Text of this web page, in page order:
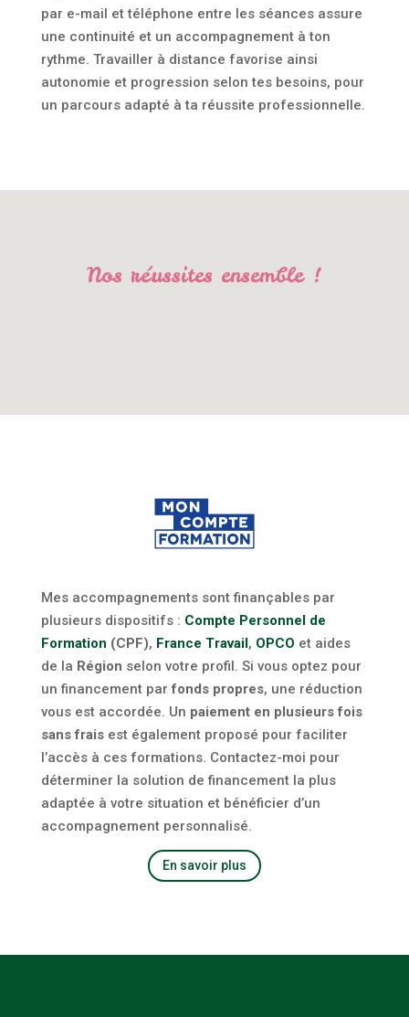
par e-mail et téléphone entre les séances assure
une continuité et un accompagnement à ton
rythme. Travailler à distance favorise ainsi
autonomie et progression selon tes besoins, pour
un parcours adapté à ta réussite professionnelle.
Nos réussites ensemble !
Mes accompagnements sont finançables par
plusieurs dispositifs : Compte Personnel de
Formation (CPF), France Travail, OPCO et aides
de la Région selon votre profil. Si vous optez pour
un financement parfonds propres, une réduction
vous est accordée. Un paiement en plusieurs fois
sans fraisest également proposé pour faciliter
l’accès à ces formations. Contactez-moi pour
déterminer la solution de financement la plus
adaptée à votre situation et bénéficier d’un
accompagnement personnalisé.
En savoir plus